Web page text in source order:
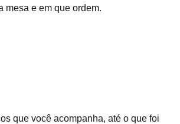
mesa e em que ordem.
que você acompanha, até o que foi